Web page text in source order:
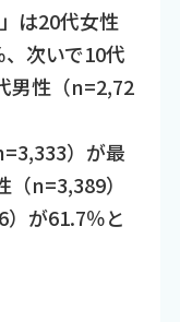
は20代女性
、次いで10代
男性（n=2,72
）が最
n=3,389）
が61.7％と